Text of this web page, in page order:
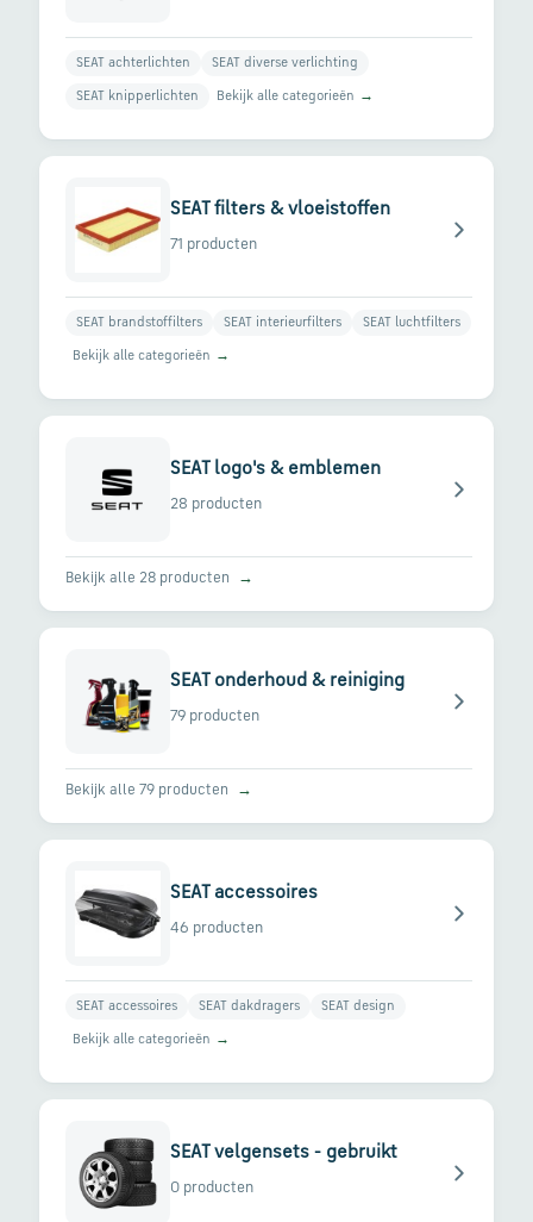
SEAT achterlichten SEAT diverse verlichting
SEAT knipperlichten Bekijk alle categorieën →
SEAT filters & vloeistoffen
71 producten
SEAT brandstoffilters SEAT interieurfilters SEAT luchtfilters
Bekijk alle categorieën →
SEAT logo's & emblemen
28 producten
Bekijk alle 28 producten →
SEAT onderhoud & reiniging
79 producten
Bekijk alle 79 producten →
SEAT accessoires
46 producten
SEAT accessoires SEAT dakdragers SEAT design
Bekijk alle categorieën →
SEAT velgensets - gebruikt
0 producten